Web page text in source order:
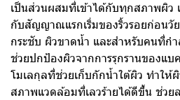
เป็นส่วนผสมที่เข้าได้กับทุกสภาพผิว
กับสัญญาณแรกเริ่มของริ้วรอยก่อนวั
กระชับ ผิวขาดน้ำ และสำหรับคนที่ก
ช่วยปกป้องผิวจากการรุกรานของแบ
โมเลกุลที่ช่วยเก็บกักน้ำใต้ผิว ทำให้
สภาพแวดล้อมที่เลวร้ายได้ดีขึ้น ช่วย